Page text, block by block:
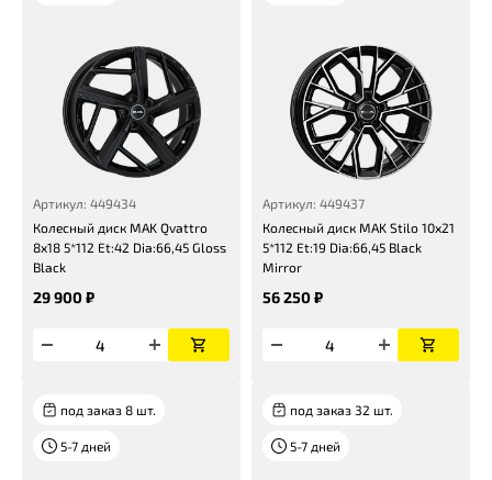
Артикул: 449434
Колесный диск MAK Qvattro
8x18 5*112 Et:42 Dia:66,45 Gloss
Black
29 900 ₽
Артикул: 449437
Колесный диск MAK Stilo 10x21
5*112 Et:19 Dia:66,45 Black
Mirror
56 250 ₽
под заказ 8 шт.
5-7 дней
под заказ 32 шт.
5-7 дней